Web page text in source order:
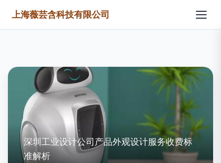
上海薇芸含科技有限公司
深圳工业设计公司产品外观设计服务收费标
准解析